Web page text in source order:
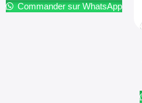
Commander sur WhatsApp